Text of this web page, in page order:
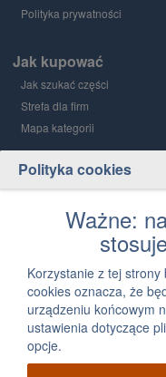
Polityka cookies
Ważne:
Korzystanie z tej
cookies oznacza, że
urządzeniu końcowym
ustawienia dotyczące
opcje.
Polityka prywatności
Jak kupować
Jak szukać części
Strefa dla firm
Mapa kategorii
Grupa PGD i Holding 1
12 300 03 05
Napisz, jak możemy Ci